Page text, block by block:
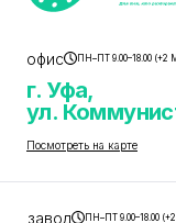
офис ПН–ПТ 9.00–18.00 (+2
г. Уфа,
ул.
Посмотреть на карте
завод ПН–ПТ 9.00–18.00